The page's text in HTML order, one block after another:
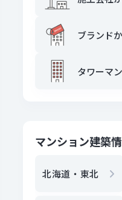
ブランド
タワーマ
マンション建築
北海道・東北